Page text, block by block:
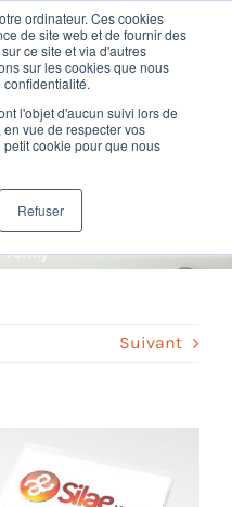
ordinateur. Ces cookies
de site web et de fournir des
ce site et via d'autres
sur les cookies que nous
l'objet d'aucun suivi lors de
vue de respecter vos
cookie pour que nous
Refuser
Paie à
Fortify
à l’approche collaborative
Fortify
Suivant